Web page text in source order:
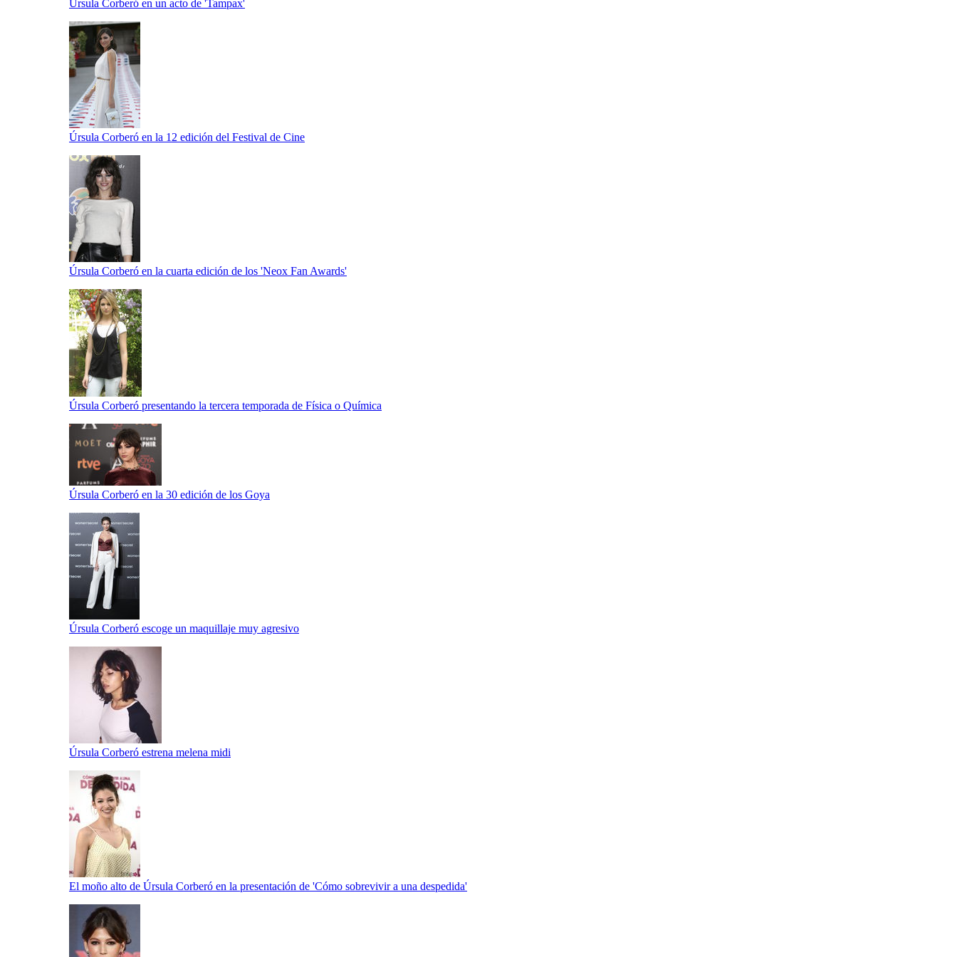
Úrsula Corberó en un acto de 'Tampax'
Úrsula Corberó en la 12 edición del Festival de Cine
Úrsula Corberó en la cuarta edición de los 'Neox Fan Awards'
Úrsula Corberó presentando la tercera temporada de Física o Química
Úrsula Corberó en la 30 edición de los Goya
Úrsula Corberó escoge un maquillaje muy agresivo
Úrsula Corberó estrena melena midi
El moño alto de Úrsula Corberó en la presentación de 'Cómo sobrevivir a una despedida'